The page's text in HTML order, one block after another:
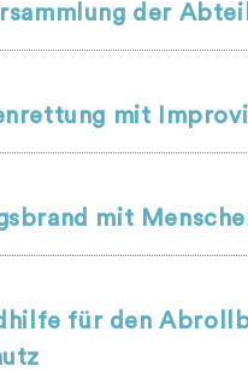
der
mit
mit
für den